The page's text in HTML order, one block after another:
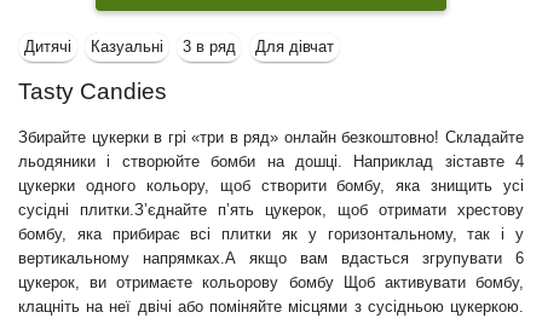
Дитячі Казуальні 3 в ряд Для дівчат
Tasty Candies
Збирайте цукерки в грі «три в ряд» онлайн безкоштовно! Складайте
льодяники і створюйте бомби на дошці. Наприклад зіставте 4
цукерки одного кольору, щоб створити бомбу, яка знищить усі
сусідні плитки.З’єднайте п’ять цукерок, щоб отримати хрестову
бомбу, яка прибирає всі плитки як у горизонтальному, так і у
вертикальному напрямках.А якщо вам вдасться згрупувати 6
цукерок, ви отримаєте кольорову бомбу Щоб активувати бомбу,
клацніть на неї двічі або поміняйте місцями з сусідньою цукеркою.